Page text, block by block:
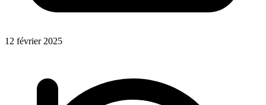
12 février 2025